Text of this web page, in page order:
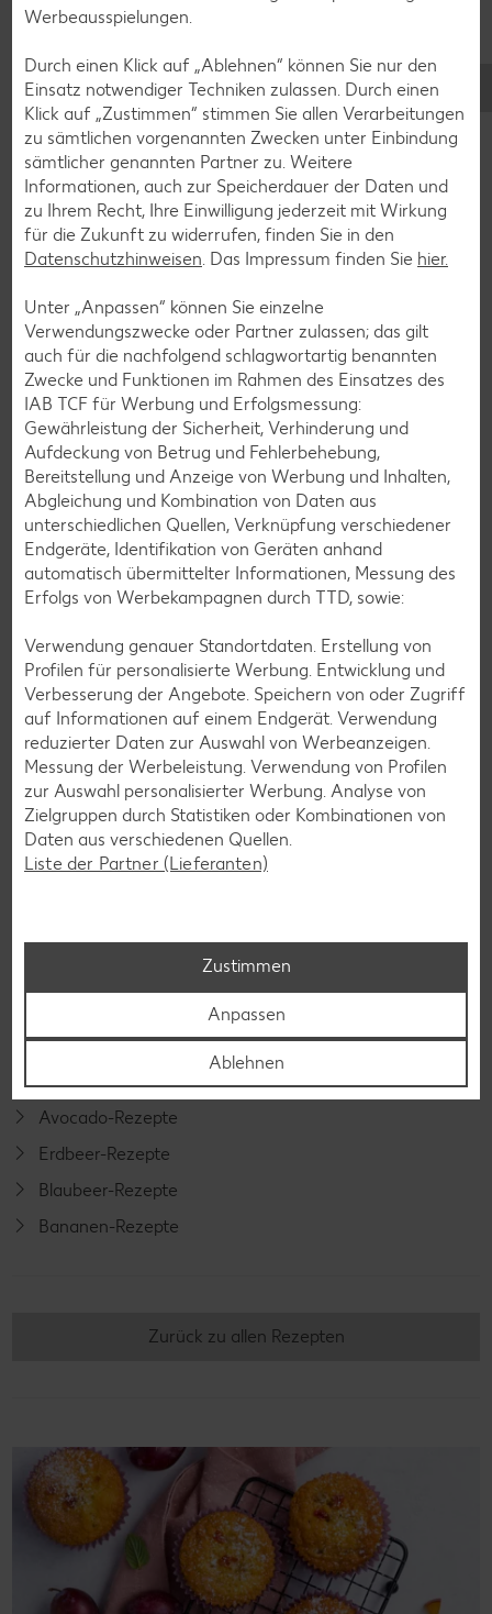
Rezeptkategorien
Burger-Rezepte
Pizza-Rezepte
Pasta-Rezepte
Sushi-Rezepte
Flammkuchen-Rezepte
Frühstücksrezepte
Salat-Rezepte
Spargel-Rezepte
Fleisch-Rezepte
Fisch-Rezepte
Geflügel-Rezepte
Lamm-Rezepte
Grill-Rezepte
Muffin-Rezepte
Apfelkuchen-Rezepte
Schokokuchen-Rezepte
Torten-Rezepte
Eis-Rezepte
Bowle-Rezepte
Cocktail-Rezepte
Avocado-Rezepte
Erdbeer-Rezepte
Blaubeer-Rezepte
Bananen-Rezepte
Zurück zu allen Rezepten
Werbeausspielungen.
Durch einen Klick auf „Ablehnen“ können Sie nur den
Einsatz notwendiger Techniken zulassen. Durch einen
Klick auf „Zustimmen“ stimmen Sie allen Verarbeitungen
zu sämtlichen vorgenannten Zwecken unter Einbindung
sämtlicher genannten Partner zu. Weitere
Informationen, auch zur Speicherdauer der Daten und
zu Ihrem Recht, Ihre Einwilligung jederzeit mit Wirkung
für die Zukunft zu widerrufen, finden Sie in den
Datenschutzhinweisen. Das Impressum finden Sie hier.
Unter „Anpassen“ können Sie einzelne
Verwendungszwecke oder Partner zulassen; das gilt
auch für die nachfolgend schlagwortartig benannten
Zwecke und Funktionen im Rahmen des Einsatzes des
IAB TCF für Werbung und Erfolgsmessung:
Gewährleistung der Sicherheit, Verhinderung und
Aufdeckung von Betrug und Fehlerbehebung,
Bereitstellung und Anzeige von Werbung und Inhalten,
Abgleichung und Kombination von Daten aus
unterschiedlichen Quellen, Verknüpfung verschiedener
Endgeräte, Identifikation von Geräten anhand
automatisch übermittelter Informationen, Messung des
Erfolgs von Werbekampagnen durch TTD, sowie:
Verwendung genauer Standortdaten. Erstellung von
Profilen für personalisierte Werbung. Entwicklung und
Verbesserung der Angebote. Speichern von oder Zugriff
auf Informationen auf einem Endgerät. Verwendung
reduzierter Daten zur Auswahl von Werbeanzeigen.
Messung der Werbeleistung. Verwendung von Profilen
zur Auswahl personalisierter Werbung. Analyse von
Zielgruppen durch Statistiken oder Kombinationen von
Daten aus verschiedenen Quellen.
Liste der Partner (Lieferanten)
Zustimmen
Anpassen
Ablehnen